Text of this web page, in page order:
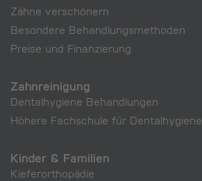
Zähne verschönern
Besondere Behandlungs­methoden
Preise und Finanzierung
Zahnreinigung
Dentalhygiene Behandlungen
Höhere Fachschule für Dentalhygiene
Kinder & Familien
Kieferorthopädie